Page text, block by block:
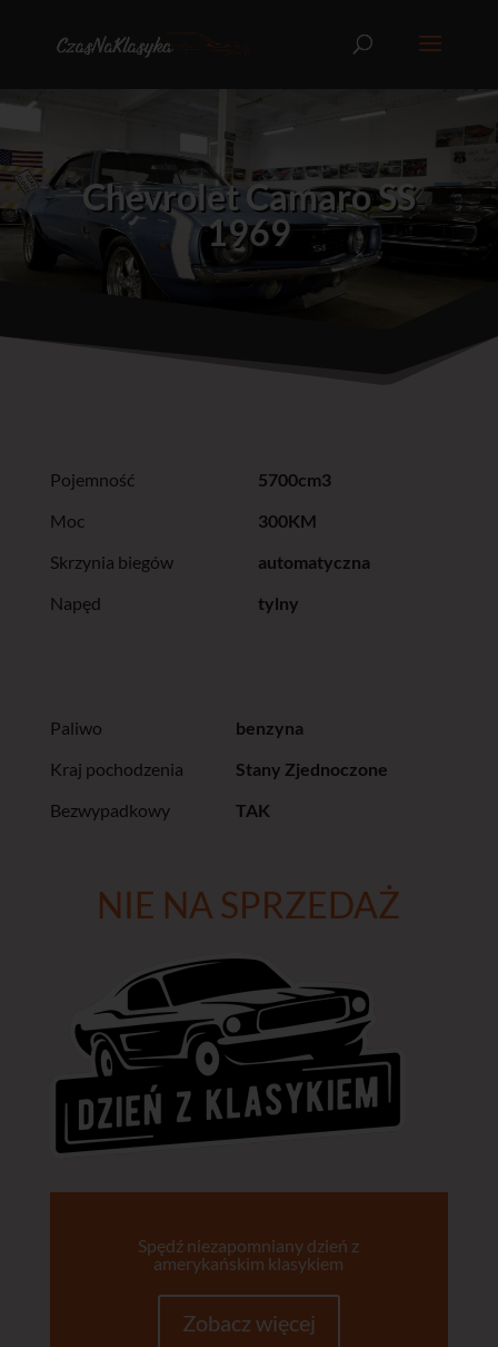
Chevrolet Camaro SS
1969
Pojemność
5700cm3
Moc
300KM
Skrzynia biegów
automatyczna
Napęd
tylny
Paliwo
benzyna
Kraj pochodzenia
Stany Zjednoczone
Bezwypadkowy
TAK
NIE NA SPRZEDAŻ
Spędź niezapomniany dzień z
amerykańskim klasykiem
Zobacz więcej